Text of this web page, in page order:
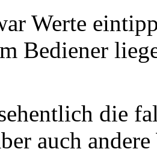
Werte
Bediener
die
auch